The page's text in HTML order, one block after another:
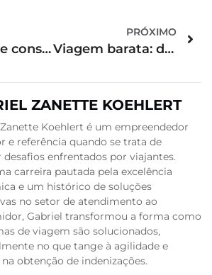
Maneiras de conseguir passagens aéreas com milhas
PRÓXIMO
Viagem barata: dicas para passagens mais acessíveis
ZANETTE KOEHLERT
Koehlert é um empreendedor
e referência quando se trata de
desafios enfrentados por viajantes.
carreira pautada pela excelência
e um histórico de soluções
no setor de atendimento ao
Gabriel transformou a forma como
de viagem são solucionados,
no que tange à agilidade e
obtenção de indenizações.